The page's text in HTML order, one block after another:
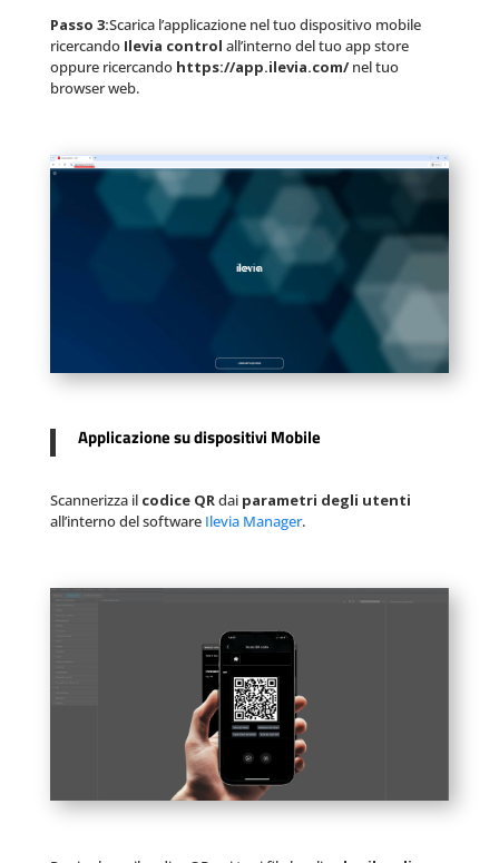
Passo 3:Scarica l’applicazione nel tuo dispositivo mobile
ricercando Ilevia control all’interno del tuo app store
oppure ricercando https://app.ilevia.com/nel tuo
browser web.
Applicazione su dispositivi Mobile
Scannerizza il codice QRdai parametri degli utenti
all’interno del software Ilevia Manager.